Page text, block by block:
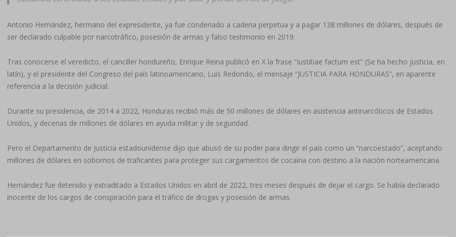
Antonio Hernández, hermano del expresidente, ya fue condenado a cadena perpetua y a pagar 138 millones de dólares, después de
ser declarado culpable por narcotráfico, posesión de armas y falso testimonio en 2019.
Tras conocerse el veredicto, el canciller hondureño, Enrique Reina publicó en X la frase “Iustitiae factum est” (Se ha hecho justicia, en
latín), y el presidente del Congreso del país latinoamericano, Luis Redondo, el mensaje “JUSTICIA PARA HONDURAS”, en aparente
referencia a la decisión judicial.
Durante su presidencia, de 2014 a 2022, Honduras recibió más de 50 millones de dólares en asistencia antinarcóticos de Estados
Unidos, y decenas de millones de dólares en ayuda militar y de seguridad.
Pero el Departamento de Justicia estadounidense dijo que abusó de su poder para dirigir el país como un “narcoestado”, aceptando
millones de dólares en sobornos de traficantes para proteger sus cargamentos de cocaína con destino a la nación norteamericana.
Hernández fue detenido y extraditado a Estados Unidos en abril de 2022, tres meses después de dejar el cargo. Se había declarado
inocente de los cargos de conspiración para el tráfico de drogas y posesión de armas.